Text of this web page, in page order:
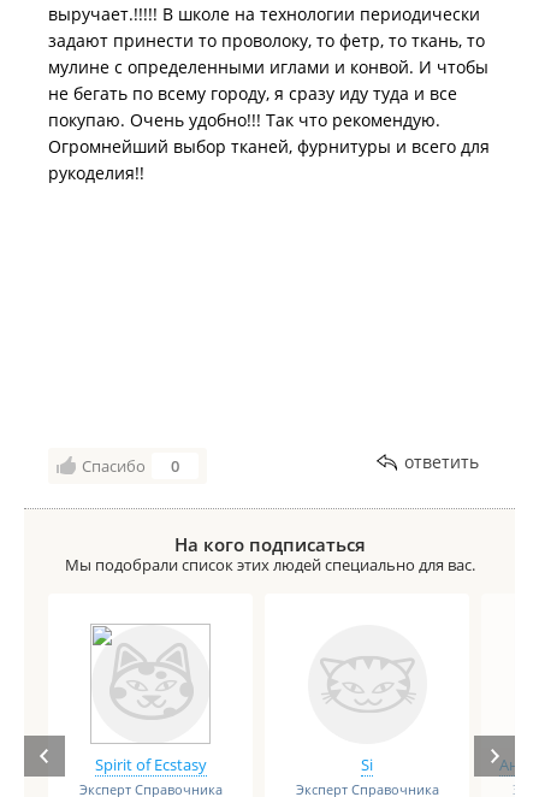
выручает.!!!!! В школе на технологии периодически
задают принести то проволоку, то фетр, то ткань, то
мулине с определенными иглами и конвой. И чтобы
не бегать по всему городу, я сразу иду туда и все
покупаю. Очень удобно!!! Так что рекомендую.
Огромнейший выбор тканей, фурнитуры и всего для
рукоделия!!
Спасибо 0 ответить
На кого подписаться
Мы подобрали список этих людей специально для вас.
Spirit of Ecstasy
Эксперт Справочника
Si
Эксперт Справочника